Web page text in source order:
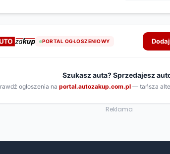
Reklama